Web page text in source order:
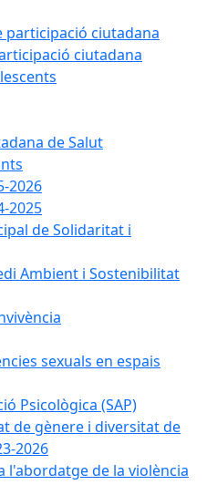
participació ciutadana
ciutadana
de Salut
2026
2025
de Solidaritat i
Ambient i Sostenibilitat
sexuals en espais
Psicològica (SAP)
de gènere i diversitat de
2026
l'abordatge de la violència